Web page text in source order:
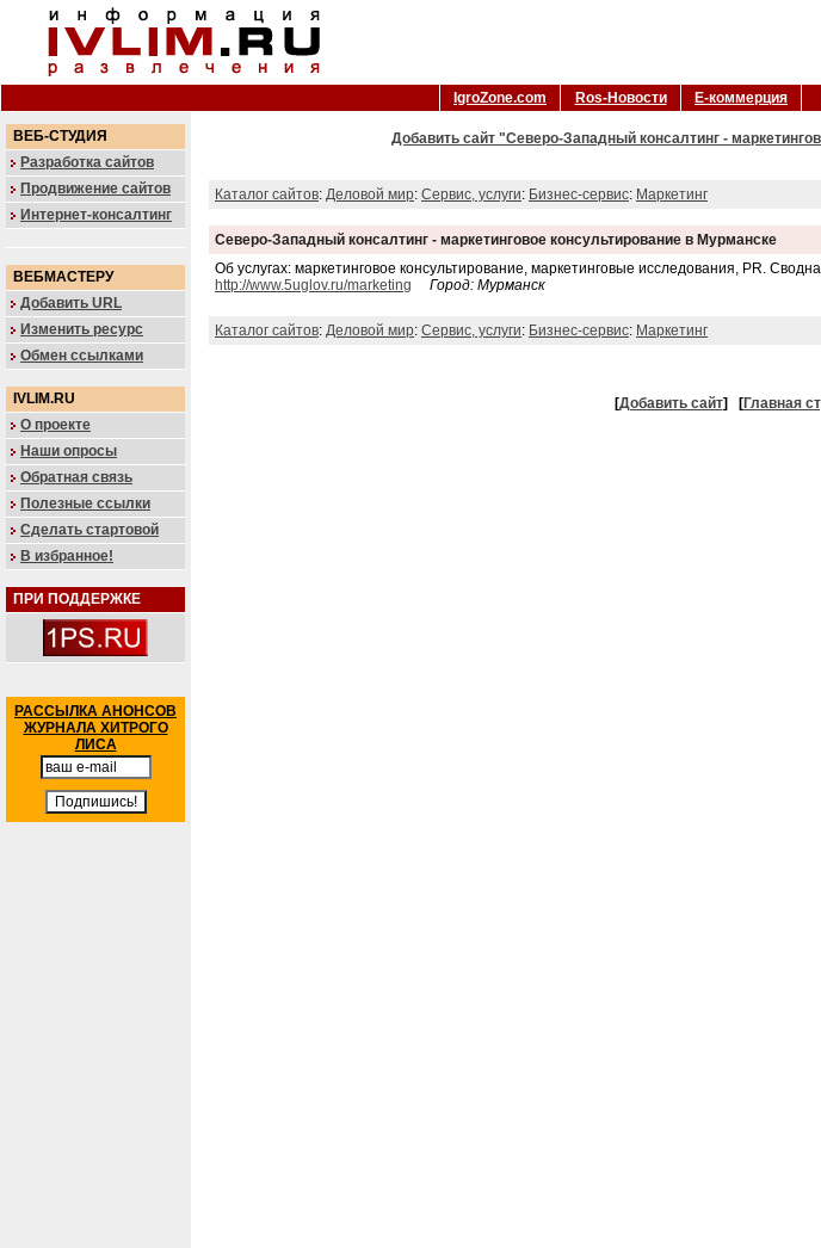
IgroZone.com Ros-Новости Е-коммерция
ВЕБ-СТУДИЯ
Разработка сайтов
Продвижение сайтов
Интернет-консалтинг
ВЕБМАСТЕРУ
Добавить URL
Изменить ресурс
Обмен ссылками
IVLIM.RU
О проекте
Наши опросы
Обратная связь
Полезные ссылки
Сделать стартовой
В избранное!
ПРИ ПОДДЕРЖКЕ
РАССЫЛКА АНОНСОВ
ЖУРНАЛА ХИТРОГО
ЛИСА
Добавить сайт "Северо-Западный консалтинг -
Каталог сайтов: Деловой мир: Сервис, услуги: Бизнес-сервис: Маркетинг
Северо-Западный консалтинг - маркетинговое консультирование в Мурманске
Об услугах: маркетинговое консультирование, маркетинговые исследования, PR.
http://www.5uglov.ru/marketing
Город: Мурманск
Каталог сайтов: Деловой мир: Сервис, услуги: Бизнес-сервис: Маркетинг
[Добавить сайт] [Главная